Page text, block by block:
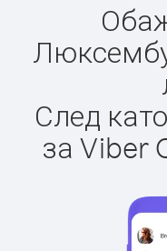
След
за Viber